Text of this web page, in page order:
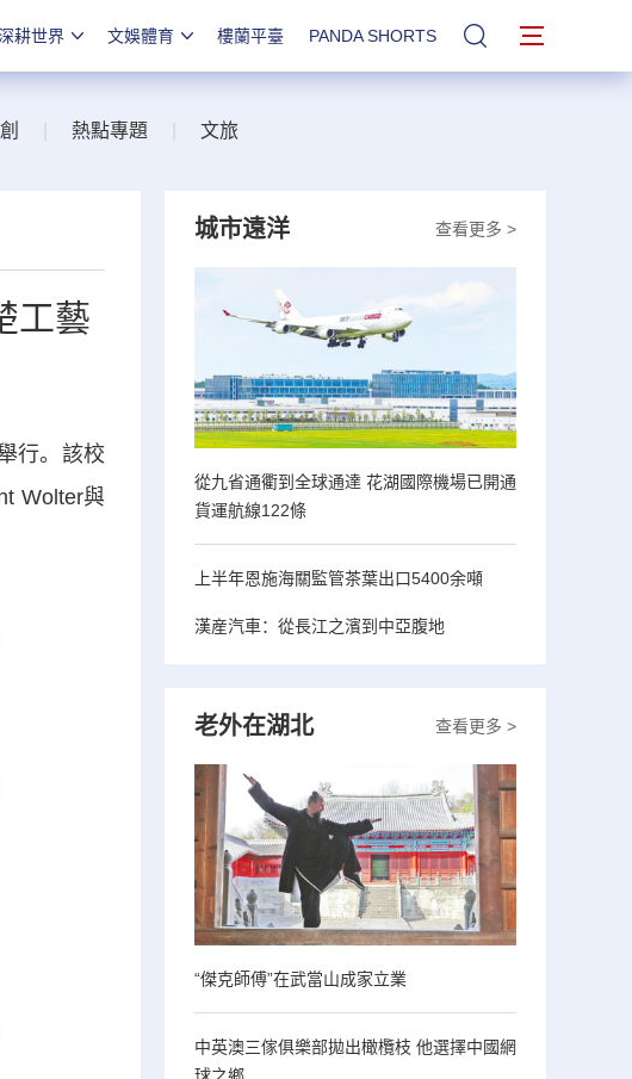
耕世界 文娛體育 樓蘭平臺 PANDA SHORTS 站內搜索
熱點專題 文旅
工藝
行。該校
Wolter與
查看更多 >
城市遠洋
從九省通衢到全球通達 花湖國際機場已開通
貨運航線122條
上半年恩施海關監管茶葉出口5400余噸
漢産汽車：從長江之濱到中亞腹地
查看更多 >
老外在湖北
“傑克師傅”在武當山成家立業
中英澳三傢俱樂部拋出橄欖枝 他選擇中國網
球之鄉